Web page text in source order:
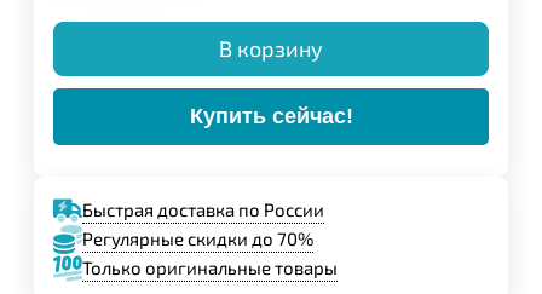
В корзину
Купить сейчас!
Быстрая доставка по России
Регулярные скидки до 70%
Только оригинальные товары